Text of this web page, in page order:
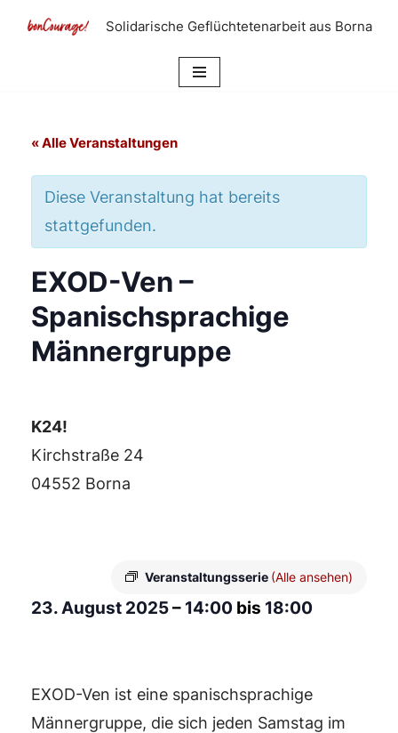
Solidarische Geflüchtetenarbeit aus Borna
« Alle Veranstaltungen
Diese Veranstaltung hat bereits
stattgefunden.
EXOD-Ven –
Spanischsprachige
Männergruppe
K24!
Kirchstraße 24
04552 Borna
Veranstaltungsserie (Alle ansehen)
23. August 2025– 14:00 bis 18:00
EXOD-Ven ist eine spanischsprachige
Männergruppe, die sich jeden Samstag im